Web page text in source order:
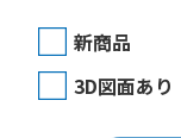
新商品
3D図面あり